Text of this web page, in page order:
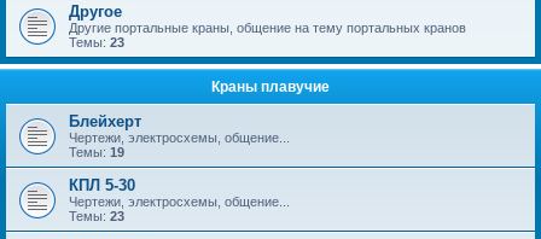
Другое
Другие портальные краны, общение на тему портальных кранов
Темы: 23
Краны плавучие
Блейхерт
Чертежи, электросхемы, общение...
Темы: 19
КПЛ 5-30
Чертежи, электросхемы, общение...
Темы: 23